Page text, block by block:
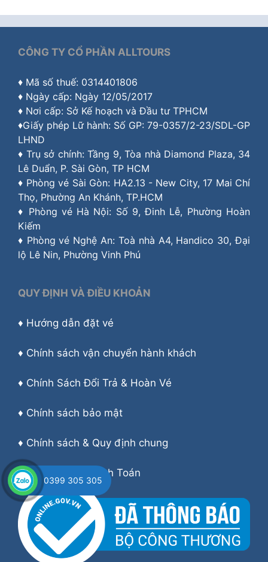
CÔNG TY CỔ PHẦN ALLTOURS
♦ Mã số thuế: 0314401806
♦ Ngày cấp: Ngày 12/05/2017
♦ Nơi cấp: Sở Kế hoạch và Đầu tư TPHCM
♦Giấy phép Lữ hành: Số GP: 79-0357/2-23/SDL-GP
LHND
♦ Trụ sở chính: Tầng 9, Tòa nhà Diamond Plaza, 34
Lê Duẩn, P. Sài Gòn, TP HCM
♦ Phòng vé Sài Gòn: HA2.13 - New City, 17 Mai Chí
Thọ, Phường An Khánh, TP.HCM
♦ Phòng vé Hà Nội: Số 9, Đinh Lễ, Phường Hoàn
Kiếm
♦ Phòng vé Nghệ An: Toà nhà A4, Handico 30, Đại
lộ Lê Nin, Phường Vinh Phú
QUY ĐỊNH VÀ ĐIỀU KHOẢN
♦ Hướng dẫn đặt vé
♦ Chính sách vận chuyển hành khách
♦ Chính Sách Đổi Trả & Hoàn Vé
♦ Chính sách bảo mật
♦ Chính sách & Quy định chung
♦Hướng dẫn Thanh Toán
0399 305 305